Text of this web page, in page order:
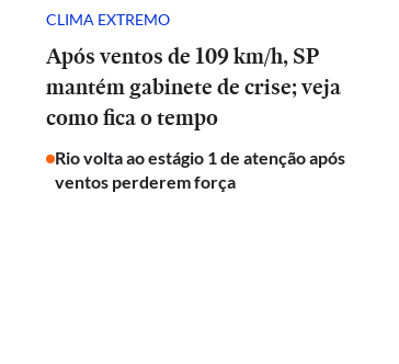
CLIMA EXTREMO
Após ventos de 109 km/h, SP
mantém gabinete de crise; veja
como fica o tempo
Rio volta ao estágio 1 de atenção após
ventos perderem força